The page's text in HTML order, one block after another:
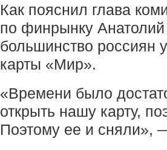
Как пояснил глава
по финрынку Анатолий
большинство россиян
карты «Мир».
«Времени было
открыть нашу карту,
Поэтому ее и сняли»,